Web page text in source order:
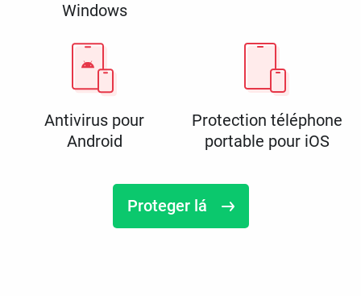
Windows
Antivirus pour
Android
Protection téléphone
portable pour iOS
Proteger lá